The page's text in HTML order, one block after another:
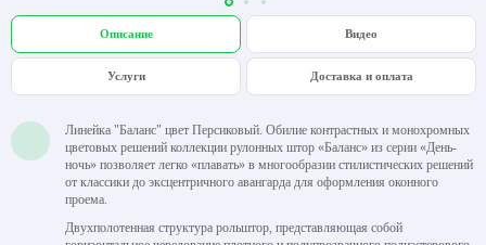
Описание Видео
Услуги Доставка и оплата
Линейка "Баланс" цвет Персиковый. Обилие контрастных и монохромных
цветовых решений коллекции рулонных штор «Баланс» из серии «День-
ночь» позволяет легко «плавать» в многообразии стилистических решений
от классики до эксцентричного авангарда для оформления оконного
проема.
Двухполотенная структура рольштор, представляющая собой